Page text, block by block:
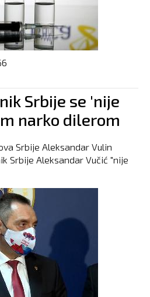
Srbije se 'nije
narko dilerom
Srbije Aleksandar Vulin
Srbije Aleksandar Vučić "nije